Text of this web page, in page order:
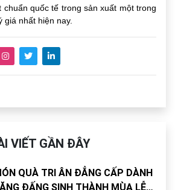
quốc tế trong sản xuất một trong
nhất hiện nay.
VIẾT GẦN ĐÂY
QUÀ TRI ÂN ĐẲNG CẤP DÀNH
ĐẤNG SINH THÀNH MÙA LỄ